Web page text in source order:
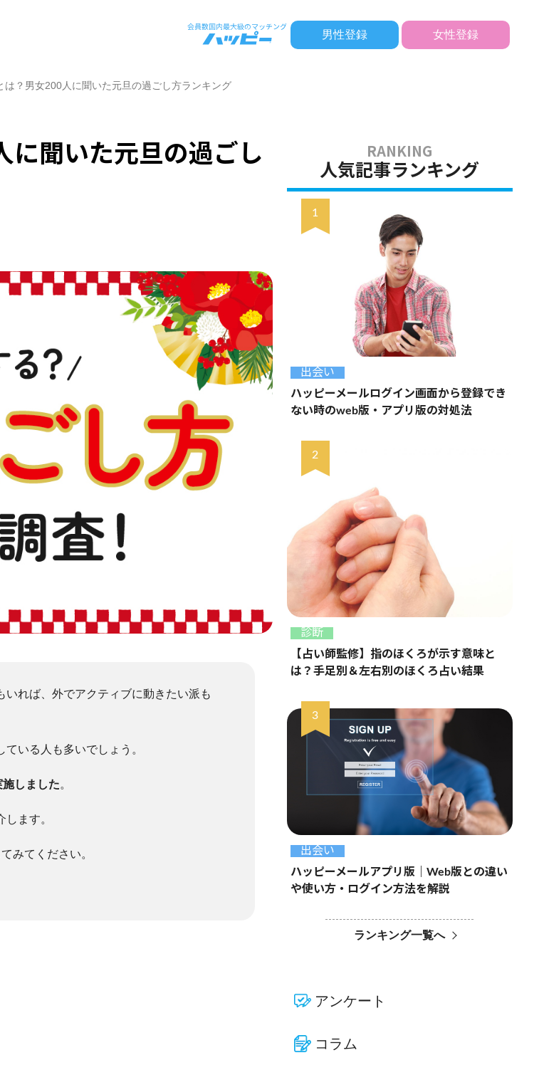
男性登録 女性登録
は？男女200人に聞いた元旦の過ごし方ランキング
に聞いた元旦の過ごし
れば、外でアクティブに動きたい派も
いる人も多いでしょう。
しました。
ます。
みてください。
人気記事ランキング
出会い
ハッピーメールログイン画面から登録でき
ない時のweb版・アプリ版の対処法
診断
【占い師監修】指のほくろが示す意味と
は？手足別＆左右別のほくろ占い結果
出会い
ハッピーメールアプリ版｜Web版との違い
や使い方・ログイン方法を解説
ランキング一覧へ
アンケート
コラム